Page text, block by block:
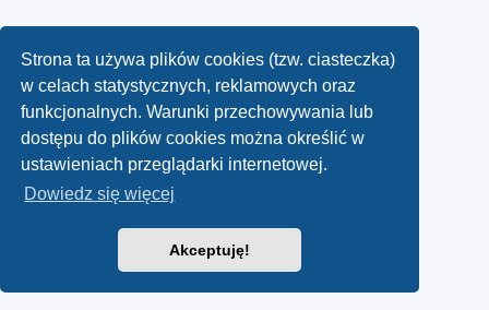
Strona ta używa plików cookies (tzw. ciasteczka)
w celach statystycznych, reklamowych oraz
funkcjonalnych. Warunki przechowywania lub
dostępu do plików cookies można określić w
ustawieniach przeglądarki internetowej.
Dowiedz się więcej
Akceptuję!